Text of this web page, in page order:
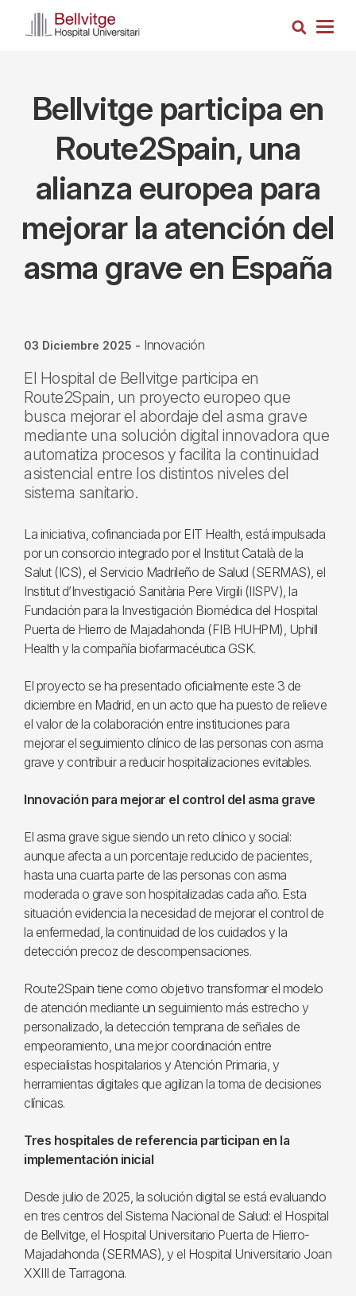
Busca
Bellvitge participa en
Route2Spain, una
alianza europea para
mejorar la atención del
asma grave en España
03 Diciembre 2025 - Innovación
El Hospital de Bellvitge participa en
Route2Spain, un proyecto europeo que
busca mejorar el abordaje del asma grave
mediante una solución digital innovadora que
automatiza procesos y facilita la continuidad
asistencial entre los distintos niveles del
sistema sanitario.
La iniciativa, cofinanciada por EIT Health, está impulsada
por un consorcio integrado por el Institut Català de la
Salut (ICS), el Servicio Madrileño de Salud (SERMAS), el
Institut d’Investigació Sanitària Pere Virgili (IISPV), la
Fundación para la Investigación Biomédica del Hospital
Puerta de Hierro de Majadahonda (FIB HUHPM), Uphill
Health y la compañía biofarmacéutica GSK.
El proyecto se ha presentado oficialmente este 3 de
diciembre en Madrid, en un acto que ha puesto de relieve
el valor de la colaboración entre instituciones para
mejorar el seguimiento clínico de las personas con asma
grave y contribuir a reducir hospitalizaciones evitables.
Innovación para mejorar el control del asma grave
El asma grave sigue siendo un reto clínico y social:
aunque afecta a un porcentaje reducido de pacientes,
hasta una cuarta parte de las personas con asma
moderada o grave son hospitalizadas cada año. Esta
situación evidencia la necesidad de mejorar el control de
la enfermedad, la continuidad de los cuidados y la
detección precoz de descompensaciones.
Route2Spain tiene como objetivo transformar el modelo
de atención mediante un seguimiento más estrecho y
personalizado, la detección temprana de señales de
empeoramiento, una mejor coordinación entre
especialistas hospitalarios y Atención Primaria, y
herramientas digitales que agilizan la toma de decisiones
clínicas.
Tres hospitales de referencia participan en la
implementación inicial
Desde julio de 2025, la solución digital se está evaluando
en tres centros del Sistema Nacional de Salud: el Hospital
de Bellvitge, el Hospital Universitario Puerta de Hierro-
Majadahonda (SERMAS), y el Hospital Universitario Joan
XXIII de Tarragona.